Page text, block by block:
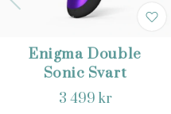
Enigma Double
Sonic Svart
3 499 kr